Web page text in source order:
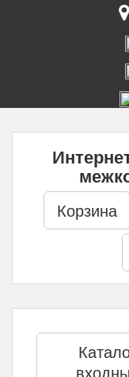
Корзина